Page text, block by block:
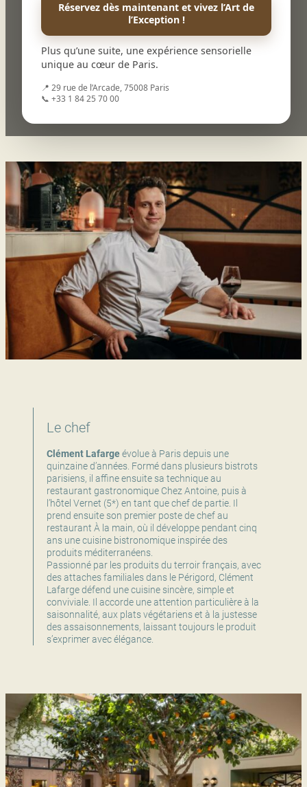
Réservez dès maintenant et vivez l’Art de
l’Exception !
Plus qu’une suite, une expérience sensorielle
unique au cœur de Paris.
📍 29 rue de l’Arcade, 75008 Paris
📞 +33 1 84 25 70 00
Dans un décor mêlant végétation majestueuse et
puits de lumière, ce lieu moderne, chic et
chaleureux, ouvert sur la ville, vous invite à
découvrir le temps d’un
déjeuner une cuisine authentique et généreuse.
.
Le chef
Clément Lafargeévolue à Paris depuis une
quinzaine d’années. Formé dans plusieurs bistrots
parisiens, il affine ensuite sa technique au
restaurant gastronomique Chez Antoine, puis à
l’hôtel Vernet (5*) en tant que chef de partie. Il
prend ensuite son premier poste de chef au
restaurant À la main, où il développe pendant cinq
ans une cuisine bistronomique inspirée des
produits méditerranéens.
Passionné par les produits du terroir français, avec
des attaches familiales dans le Périgord, Clément
Lafarge défend une cuisine sincère, simple et
conviviale. Il accorde une attention particulière à la
saisonnalité, aux plats végétariens et à la justesse
des assaisonnements, laissant toujours le produit
s’exprimer avec élégance.